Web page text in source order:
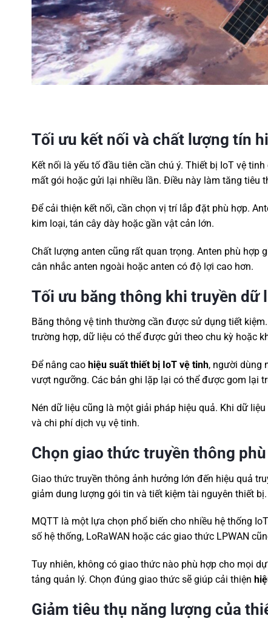
Tối ưu kết nối và chất lượng tín
Kết nối là yếu tố đầu tiên cần chú ý. Thiết bị IoT vệ
mất gói hoặc gửi lại nhiều lần. Điều này làm tăng tiêu
Để cải thiện kết nối, cần chọn vị trí lắp đặt phù hợp.
kim loại, tán cây dày hoặc gần vật cản lớn.
Chất lượng anten cũng rất quan trọng. Anten phù hợp
cân nhắc anten ngoài hoặc anten có độ lợi cao hơn.
Tối ưu băng thông khi truyền dữ
Băng thông vệ tinh thường cần được sử dụng tiết
trường hợp, dữ liệu có thể được gửi theo chu kỳ hoặc
Để nâng cao hiệu suất thiết bị IoT vệ tinh, người dùng
vượt ngưỡng. Các bản ghi lặp lại có thể được gom lại
Nén dữ liệu cũng là một giải pháp hiệu quả. Khi dữ
và chi phí dịch vụ vệ tinh.
Chọn giao thức truyền thông
Giao thức truyền thông ảnh hưởng lớn đến hiệu quả
giảm dung lượng gói tin và tiết kiệm tài nguyên thiết bị.
MQTT là một lựa chọn phổ biến cho nhiều hệ thống
số hệ thống, LoRaWAN hoặc các giao thức LPWAN
Tuy nhiên, không có giao thức nào phù hợp cho mọi
tảng quản lý. Chọn đúng giao thức sẽ giúp cải thiện
Giảm tiêu thụ năng lượng của